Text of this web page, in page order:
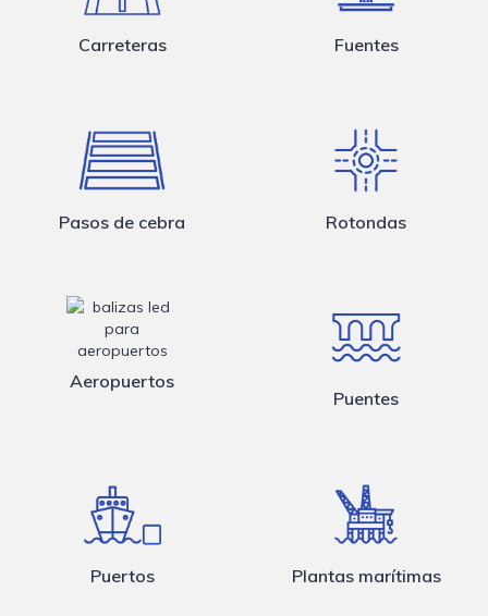
Carreteras Fuentes
Pasos de cebra Rotondas
Aeropuertos
Puentes
Puertos Plantas marítimas